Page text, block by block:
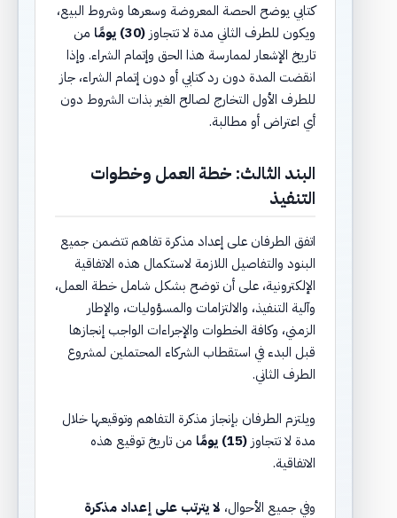
كتابي يوضح الحصة المعروضة وسعرها وشروط البيع،
ويكون للطرف الثاني مدة لا تتجاوز (30) يومًا
من
تاريخ الإشعار لممارسة هذا الحق وإتمام الشراء. وإذا
انقضت المدة دون رد كتابي أو دون إتمام الشراء، جاز
للطرف الأول التخارج لصالح الغير بذات الشروط دون
أي اعتراض أو مطالبة.
البند الثالث: خطة العمل وخطوات
التنفيذ
اتفق الطرفان على إعداد مذكرة تفاهم تتضمن جميع
البنود والتفاصيل اللازمة لاستكمال هذه الاتفاقية
الإلكترونية، على أن توضح بشكل شامل خطة العمل،
وآلية التنفيذ، والالتزامات والمسؤوليات، والإطار
الزمني، وكافة الخطوات والإجراءات الواجب إنجازها
قبل البدء في استقطاب الشركاء المحتملين لمشروع
الطرف الثاني.
ويلتزم الطرفان بإنجاز مذكرة التفاهم وتوقيعها خلال
مدة لا تتجاوز (15) يومًا
من تاريخ توقيع هذه
الاتفاقية.
وفي جميع الأحوال، لا يترتب على إعداد مذكرة